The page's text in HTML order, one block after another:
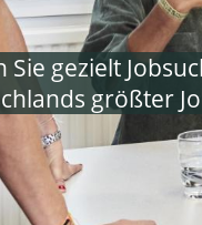
Sie gezielt
größter